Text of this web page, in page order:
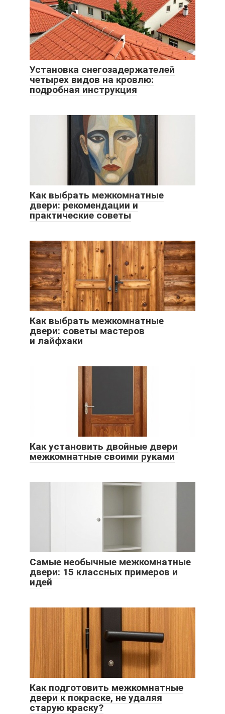
Установка снегозадержателей
четырех видов на кровлю:
подробная инструкция
Как выбрать межкомнатные
двери: рекомендации и
практические советы
Как выбрать межкомнатные
двери: советы мастеров
и лайфхаки
Как установить двойные двери
межкомнатные своими руками
Самые необычные межкомнатные
двери: 15 классных примеров и
идей
Как подготовить межкомнатные
двери к покраске, не удаляя
старую краску?